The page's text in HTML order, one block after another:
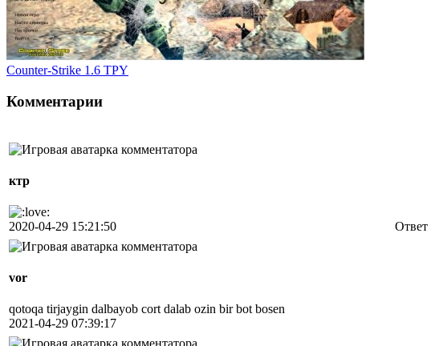
Counter-Strike 1.6 TPY
Комментарии
ктр
Ответ
2020-04-29 15:21:50
vor
qotoqa tirjaygin dalbayob cort dalab ozin bir bot bosen
2021-04-29 07:39:17